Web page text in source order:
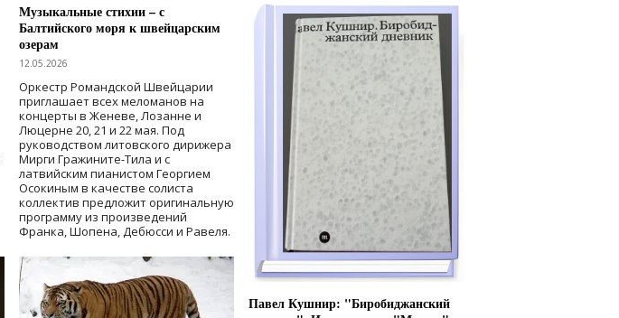
Музыкальные стихии – с
Балтийского моря к швейцарским
озерам
12.05.2026
Оркестр Романдской Швейцарии
приглашает всех меломанов на
концерты в Женеве, Лозанне и
Люцерне 20, 21 и 22 мая. Под
руководством литовского дирижера
Мирги Гражините-Тила и с
латвийским пианистом Георгием
Осокиным в качестве солиста
коллектив предложит оригинальную
программу из произведений
Франка, Шопена, Дебюсси и Равеля.
Павел Кушнир: "Биробиджанский